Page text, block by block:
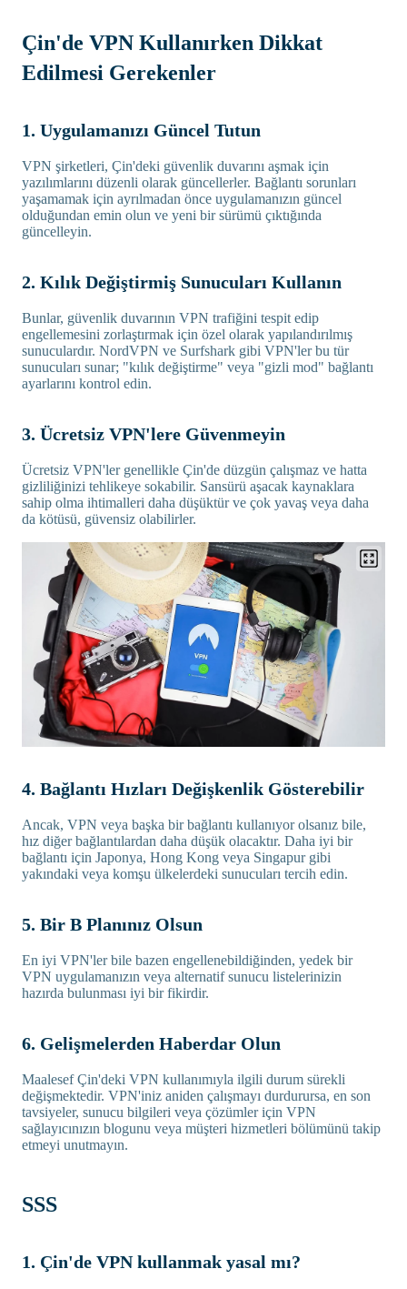
Çin'de VPN Kullanırken Dikkat
Edilmesi Gerekenler
1. Uygulamanızı Güncel Tutun
VPN şirketleri, Çin'deki güvenlik duvarını aşmak için
yazılımlarını düzenli olarak güncellerler. Bağlantı sorunları
yaşamamak için ayrılmadan önce uygulamanızın güncel
olduğundan emin olun ve yeni bir sürümü çıktığında
güncelleyin.
2. Kılık Değiştirmiş Sunucuları Kullanın
Bunlar, güvenlik duvarının VPN trafiğini tespit edip
engellemesini zorlaştırmak için özel olarak yapılandırılmış
sunuculardır. NordVPN ve Surfshark gibi VPN'ler bu tür
sunucuları sunar; "kılık değiştirme" veya "gizli mod" bağlantı
ayarlarını kontrol edin.
3. Ücretsiz VPN'lere Güvenmeyin
Ücretsiz VPN'ler genellikle Çin'de düzgün çalışmaz ve hatta
gizliliğinizi tehlikeye sokabilir. Sansürü aşacak kaynaklara
sahip olma ihtimalleri daha düşüktür ve çok yavaş veya daha
da kötüsü, güvensiz olabilirler.
4. Bağlantı Hızları Değişkenlik Gösterebilir
Ancak, VPN veya başka bir bağlantı kullanıyor olsanız bile,
hız diğer bağlantılardan daha düşük olacaktır. Daha iyi bir
bağlantı için Japonya, Hong Kong veya Singapur gibi
yakındaki veya komşu ülkelerdeki sunucuları tercih edin.
5. Bir B Planınız Olsun
En iyi VPN'ler bile bazen engellenebildiğinden, yedek bir
VPN uygulamanızın veya alternatif sunucu listelerinizin
hazırda bulunması iyi bir fikirdir.
6. Gelişmelerden Haberdar Olun
Maalesef Çin'deki VPN kullanımıyla ilgili durum sürekli
değişmektedir. VPN'iniz aniden çalışmayı durdurursa, en son
tavsiyeler, sunucu bilgileri veya çözümler için VPN
sağlayıcınızın blogunu veya müşteri hizmetleri bölümünü takip
etmeyi unutmayın.
SSS
1. Çin'de VPN kullanmak yasal mı?